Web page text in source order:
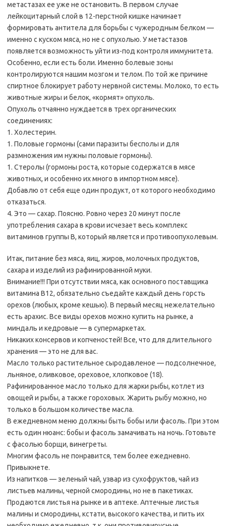
метастазах ее уже не остановить. В первом случае
лейкоцитарный слой в 12-перстной кишке начинает
формировать антитела для борьбы с чужеродным белком —
именно с куском мяса, но не с опухолью. У метастазов
появляется возможность уйти из-под контроля иммунитета.
Особенно, если есть боли. Именно болевые зоны
контролируются нашим мозгом и телом. По той же причине
спиртное блокирует работу нервной системы. Молоко, то есть
животные жиры и белок, «кормят» опухоль.
Опухоль отчаянно нуждается в трех органических
соединениях:
1. Холестерин.
1. Половые гормоны (сами паразиты бесполы и для
размножения им нужны половые гормоны).
1. Стеролы (гормоны роста, которые содержатся в мясе
животных, и особенно их много в импортном мясе).
Добавлю от себя еще один продукт, от которого необходимо
отказаться.
4. Это — сахар. Поясню. Ровно через 20 минут после
употребления сахара в крови исчезает весь комплекс
витаминов группы В, который является и противоопухолевым.
Итак, питание без мяса, яиц, жиров, молочных продуктов,
сахара и изделий из рафинированной муки.
Внимание!!! При отсутствии мяса, как основного поставщика
витамина В12, обязательно съедайте каждый день горсть
орехов (любых, кроме кешью). В первый месяц нежелательно
есть арахис. Все виды орехов можно купить на рынке, а
миндаль и кедровые — в супермаркетах.
Никаких консервов и копченостей! Все, что для длительного
хранения — это не для вас.
Масло только растительное сыродавленое — подсолнечное,
льняное, оливковое, ореховое, хлопковое (18).
Рафинированное масло только для жарки рыбы, котлет из
овощей и рыбы, а также гороховых. Жарить рыбу можно, но
только в большом количестве масла.
В ежедневном меню должны быть бобы или фасоль. При этом
есть один нюанс: бобы и фасоль замачивать на ночь. Готовьте
с фасолью борщи, винегреты.
Многим фасоль не понравится, тем более ежедневно.
Привыкнете.
Из напитков — зеленый чай, узвар из сухофруктов, чай из
листьев малины, черной смородины, но не в пакетиках.
Продаются листья на рынке и в аптеке. Аптечные листья
малины и смородины, кстати, высокого качества, и пить их